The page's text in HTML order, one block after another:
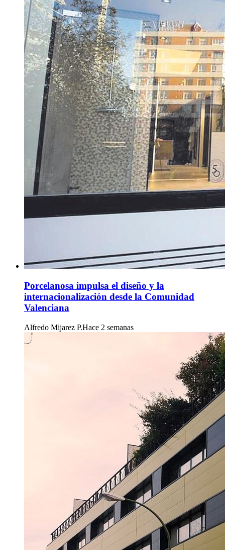
Porcelanosa impulsa el diseño y la
internacionalización desde la Comunidad
Valenciana
Alfredo Mijarez P.Hace 2 semanas